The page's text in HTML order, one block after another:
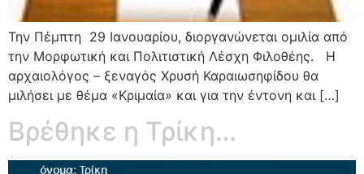
Την Πέμπτη 29 Ιανουαρίου, διοργανώνεται ομιλία από
την Μορφωτική και Πολιτιστική Λέσχη Φιλοθέης. Η
αρχαιολόγος – ξεναγός Χρυσή Καραιωσηφίδου θα
μιλήσει με θέμα «Κριμαία» και για την έντονη και […]
Βρέθηκε η Τρίκη…